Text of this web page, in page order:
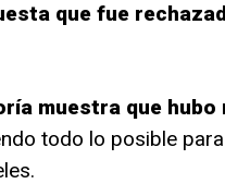
que fue
muestra que hubo
todo lo posible para